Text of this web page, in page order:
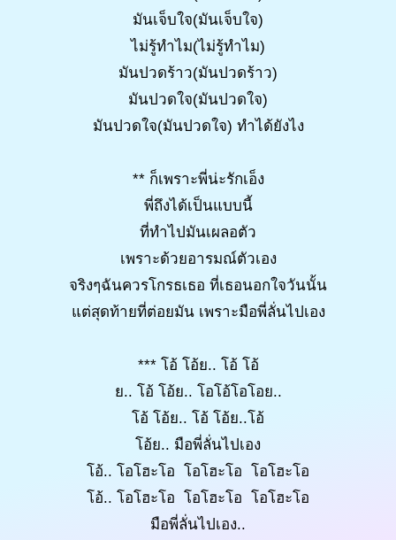
มันเจ็บใจ(มันเจ็บใจ)
ไม่รู้ทำไม(ไม่รู้ทำไม)
มันปวดร้าว(มันปวดร้าว)
มันปวดใจ(มันปวดใจ)
มันปวดใจ(มันปวดใจ) ทำได้ยังไง
** ก็เพราะพี่น่ะรักเอ็ง
พี่ถึงได้เป็นแบบนี้
ที่ทำไปมันเผลอตัว
เพราะด้วยอารมณ์ตัวเอง
จริงๆฉันควรโกรธเธอ ที่เธอนอกใจวันนั้น
แต่สุดท้ายที่ต่อยมัน เพราะมือพี่ลั่นไปเอง
*** โอ้ โอ้ย.. โอ้ โอ้
ย.. โอ้ โอ้ย.. โอโอ้โอโอย..
โอ้ โอ้ย.. โอ้ โอ้ย..โอ้
โอ้ย.. มือพี่ลั่นไปเอง
โอ้.. โอโฮะโอ โอโฮะโอ โอโฮะโอ
โอ้.. โอโฮะโอ โอโฮะโอ โอโฮะโอ
มือพี่ลั่นไปเอง..